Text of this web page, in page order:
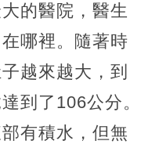
的醫院，醫生
哪裡。隨著時
越來越大，到
到了106公分。
有積水，但無